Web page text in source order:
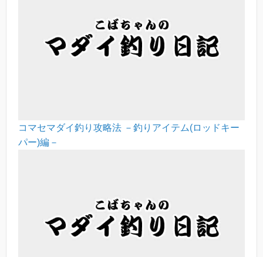
コマセマダイ釣り攻略法 －釣りアイテム(ロッドキー
パー)編－